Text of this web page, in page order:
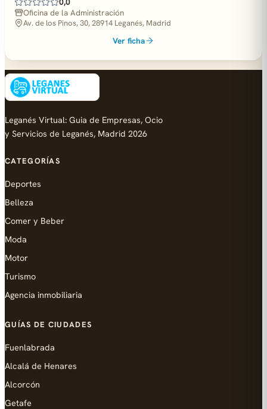
Oficina de la Administración
Av. de los Pinos, 30, 28914 Leganés, Madrid
Ver ficha
Leganés Virtual: Guia de Empresas, Ocio
y Servicios de Leganés, Madrid 2026
CATEGORÍAS
Deportes
Belleza
Comer y Beber
Moda
Motor
Turismo
Agencia inmobiliaria
GUÍAS DE CIUDADES
Fuenlabrada
Alcalá de Henares
Alcorcón
Getafe